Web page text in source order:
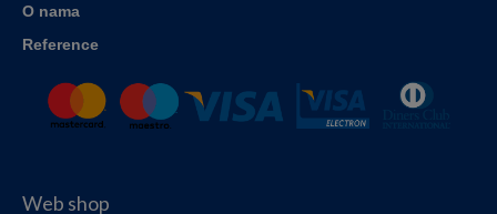
O nama
Reference
Web shop